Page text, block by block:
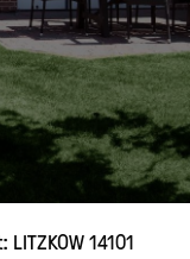
LITZKOW 14101